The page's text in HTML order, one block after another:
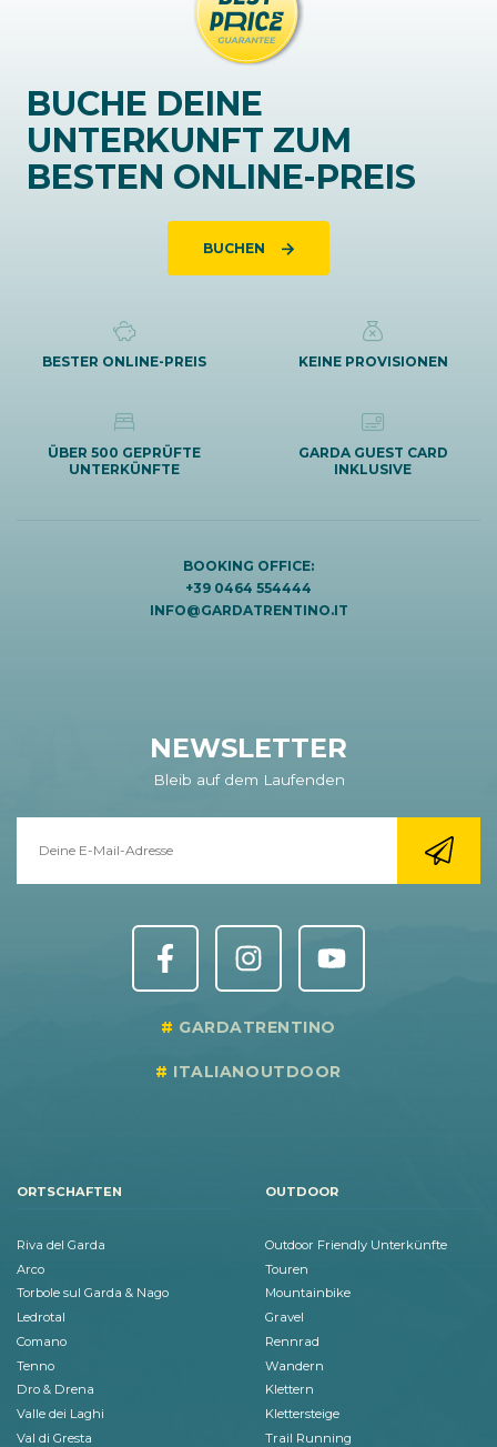
BUCHE DEINE
UNTERKUNFT ZUM
BESTEN ONLINE-PREIS
BUCHEN
BESTER ONLINE-PREIS KEINE PROVISIONEN
ÜBER 500 GEPRÜFTE
UNTERKÜNFTE
GARDA GUEST CARD
INKLUSIVE
BOOKING OFFICE:
+39 0464 554444
INFO@GARDATRENTINO.IT
NEWSLETTER
Bleib auf dem Laufenden
GARDATRENTINO
ITALIANOUTDOOR
ORTSCHAFTEN
Riva del Garda
Arco
Torbole sul Garda & Nago
Ledrotal
Comano
Tenno
Dro & Drena
Valle dei Laghi
Val di Gresta
OUTDOOR
Outdoor Friendly Unterkünfte
Touren
Mountainbike
Gravel
Rennrad
Wandern
Klettern
Klettersteige
Trail Running